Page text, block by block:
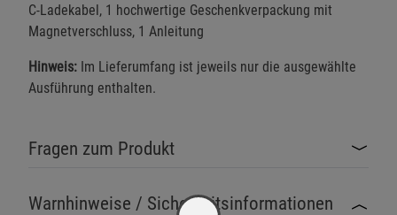
C-Ladekabel, 1 hochwertige Geschenkverpackung mit
Magnetverschluss, 1 Anleitung
Hinweis: Im Lieferumfang ist jeweils nur die ausgewählte
Ausführung enthalten.
Fragen zum Produkt
Warnhinweise / Sicherheitsinformationen